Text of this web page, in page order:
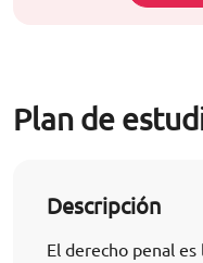
Plan de
Descripción
El derecho penal